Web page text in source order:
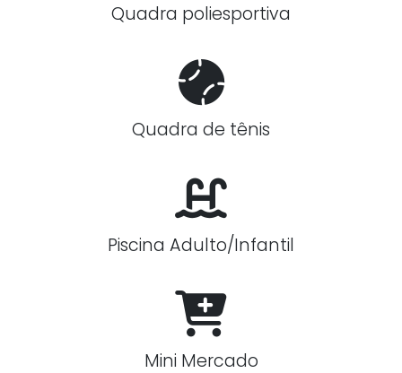
Quadra poliesportiva
Quadra de tênis
Piscina Adulto/Infantil
Mini Mercado